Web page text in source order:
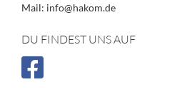
Mail: info@hakom.de
DU FINDEST UNS AUF